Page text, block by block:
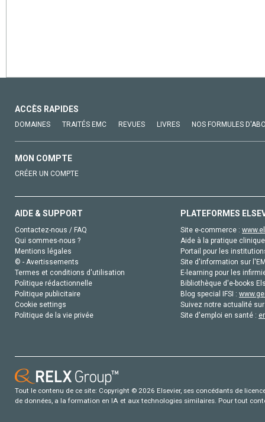
ACCÈS RAPIDES
DOMAINES TRAITÉS EMC REVUES LIVRES NOS FORMULES
MON COMPTE
CRÉER UN COMPTE
AIDE & SUPPORT
Contactez-nous / FAQ
Qui sommes-nous ?
Mentions légales
© - Avertissements
Termes et conditions d'utilisation
Politique rédactionnelle
Politique publicitaire
Cookie settings
Politique de la vie privée
PLATEFORMES
Site e-commerce :
Aide à la pratique
Portail pour les
Site d'information sur
E-learning pour les
Bibliothèque d'e-books
Blog special IFSI :
Suivez notre actualité
Site d'emploi en santé :
Tout le contenu de ce site: Copyright © 2026 Elsevier, ses concédants de
de données, a la formation en IA et aux technologies similaires. Pour tout